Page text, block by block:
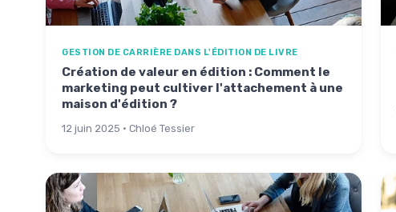
GESTION DE CARRIÈRE DANS L'ÉDITION DE LIVRE
Création de valeur en édition : Comment le
marketing peut cultiver l'attachement à une
maison d'édition ?
12 juin 2025 · Chloé Tessier